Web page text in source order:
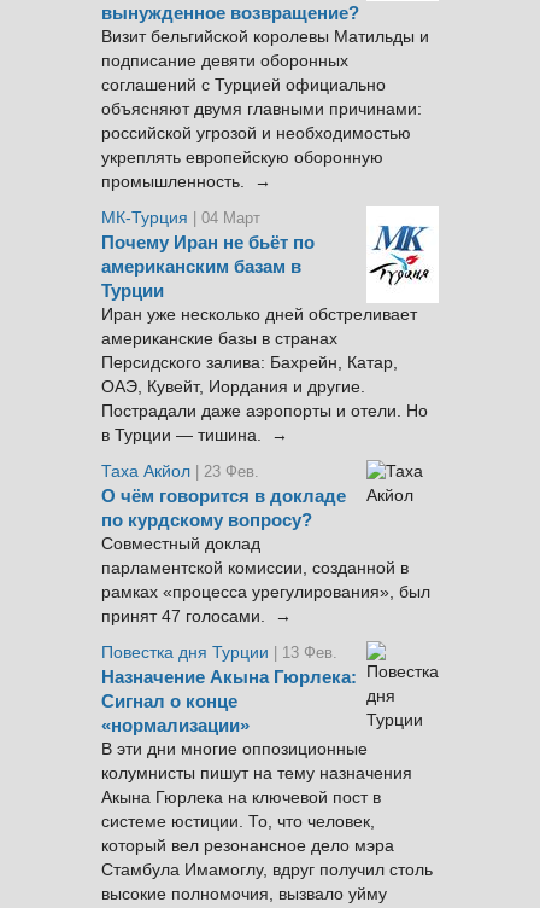
вынужденное возвращение?
Визит бельгийской королевы Матильды и
подписание девяти оборонных
соглашений с Турцией официально
объясняют двумя главными причинами:
российской угрозой и необходимостью
укреплять европейскую оборонную
промышленность. →
МК-Турция
| 04 Март
Почему Иран не бьёт по
американским базам в
Турции
Иран уже несколько дней обстреливает
американские базы в странах
Персидского залива: Бахрейн, Катар,
ОАЭ, Кувейт, Иордания и другие.
Пострадали даже аэропорты и отели. Но
в Турции — тишина. →
Таха Акйол | 23 Фев.
О чём говорится в докладе
по курдскому вопросу?
Совместный доклад
парламентской комиссии, созданной в
рамках «процесса урегулирования», был
принят 47 голосами. →
Повестка дня Турции
| 13 Фев.
Назначение Акына Гюрлека:
Сигнал о конце
«нормализации»
В эти дни многие оппозиционные
колумнисты пишут на тему назначения
Акына Гюрлека на ключевой пост в
системе юстиции. То, что человек,
который вел резонансное дело мэра
Стамбула Имамоглу, вдруг получил столь
высокие полномочия, вызвало уйму